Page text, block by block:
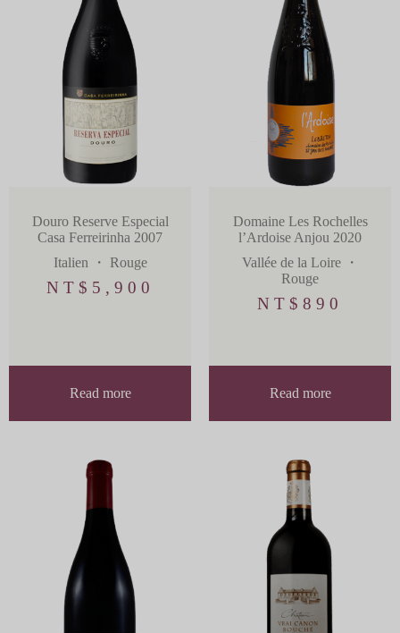
Douro Reserve Especial
Casa Ferreirinha 2007
Italien ・ Rouge
NT$ 5,900
Read more
Domaine Les Rochelles
l’Ardoise Anjou 2020
Vallée de la Loire・
Rouge
NT$ 890
Read more